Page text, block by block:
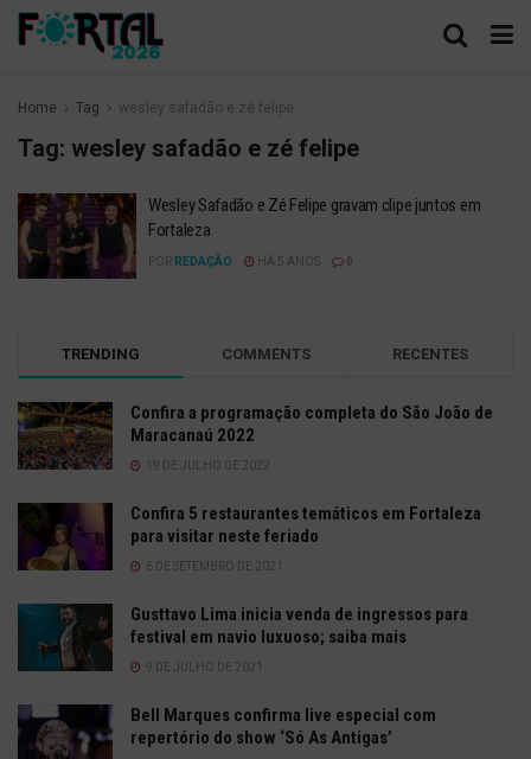
Home Tag wesley safadão e zé felipe
Tag: wesley safadão e zé felipe
Wesley Safadão e Zé Felipe gravam clipe juntos em
Fortaleza
POR REDAÇÃO HÁ 5 ANOS
TRENDING COMMENTS RECENTES
Confira a programação completa do São João de
Maracanaú 2022
19 DE JULHO DE 2022
Confira 5 restaurantes temáticos em Fortaleza
para visitar neste feriado
6 DE SETEMBRO DE 2021
Gusttavo Lima inicia venda de ingressos para
festival em navio luxuoso; saiba mais
9 DE JULHO DE 2021
Bell Marques confirma live especial com
repertório do show ‘Só As Antigas’